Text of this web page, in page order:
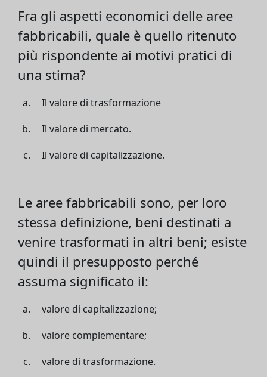
Fra gli aspetti economici delle aree
fabbricabili, quale è quello ritenuto
più rispondente ai motivi pratici di
una stima?
Il valore di trasformazione
Il valore di mercato.
Il valore di capitalizzazione.
Le aree fabbricabili sono, per loro
stessa definizione, beni destinati a
venire trasformati in altri beni; esiste
quindi il presupposto perché
assuma significato il:
valore di capitalizzazione;
valore complementare;
valore di trasformazione.